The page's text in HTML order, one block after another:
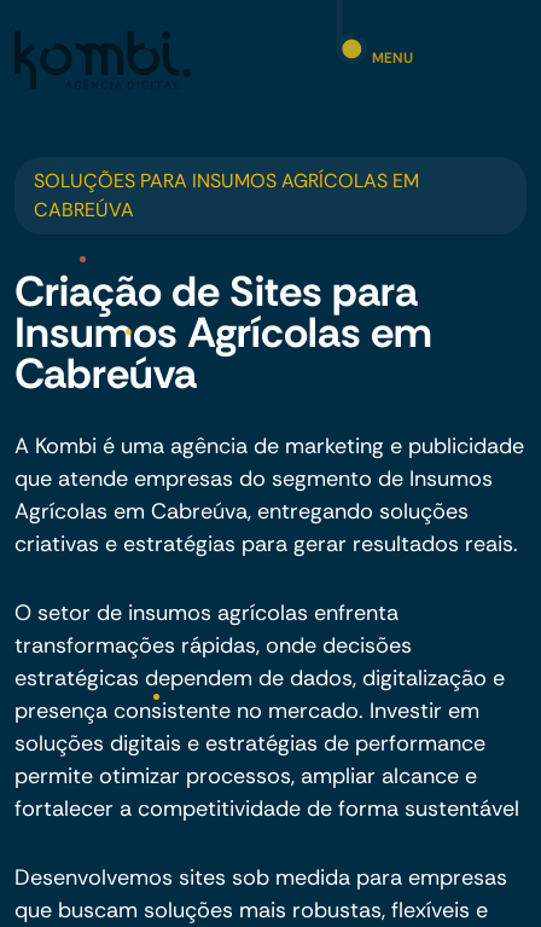
MENU
SOLUÇÕES PARA INSUMOS AGRÍCOLAS EM
CABREÚVA
Criação de Sites para
Insumos Agrícolas em
Cabreúva
A Kombi é uma agência de marketing e publicidade
que atende empresas do segmento de Insumos
Agrícolas em Cabreúva, entregando soluções
criativas e estratégias para gerar resultados reais.
O setor de insumos agrícolas enfrenta
transformações rápidas, onde decisões
estratégicas dependem de dados, digitalização e
presença consistente no mercado. Investir em
soluções digitais e estratégias de performance
permite otimizar processos, ampliar alcance e
fortalecer a competitividade de forma sustentável
Desenvolvemos sites sob medida para empresas
que buscam soluções mais robustas, flexíveis e